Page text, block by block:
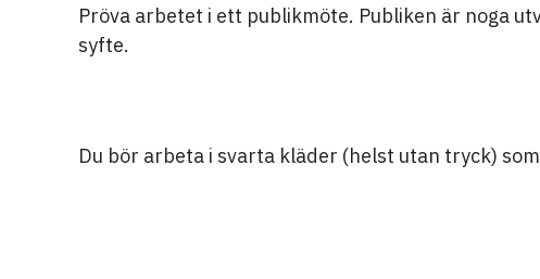
Pröva arbetet i ett publikmöte. Publiken är noga
syfte.
Du bör arbeta i svarta kläder (helst utan tryck)